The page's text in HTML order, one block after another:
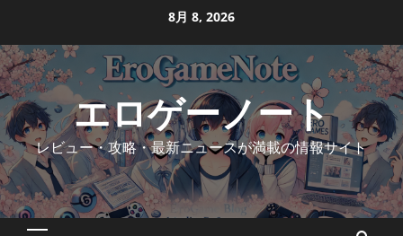
content
8月 8, 2026
エロゲーノート
レビュー・攻略・最新ニュースが満載の情報サイト